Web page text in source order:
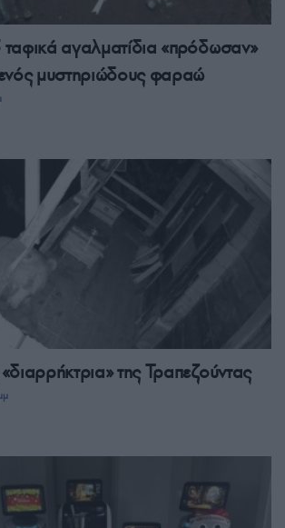
αγαλματίδια «πρόδωσαν»
ενός μυστηριώδους φαραώ
της Τραπεζούντας